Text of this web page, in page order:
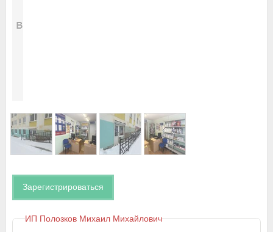
Зарегистрироваться
ИП Полозков Михаил Михайлович